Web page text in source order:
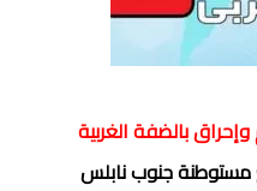
بالضفة الغربية
مستوطنة جنوب نابلس